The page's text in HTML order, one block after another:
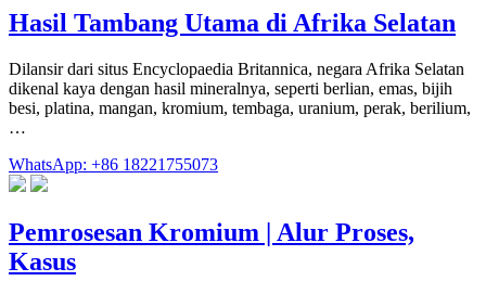
Hasil Tambang Utama di Afrika Selatan
Dilansir dari situs Encyclopaedia Britannica, negara Afrika Selatan
dikenal kaya dengan hasil mineralnya, seperti berlian, emas, bijih
besi, platina, mangan, kromium, tembaga, uranium, perak, berilium,
…
WhatsApp: +86 18221755073
Pemrosesan Kromium | Alur Proses,
Kasus